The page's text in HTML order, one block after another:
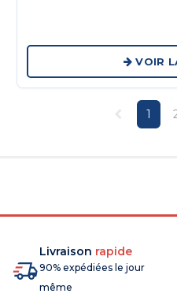
VOIR
1
Livraison rapide
90% expédiées le jour
même